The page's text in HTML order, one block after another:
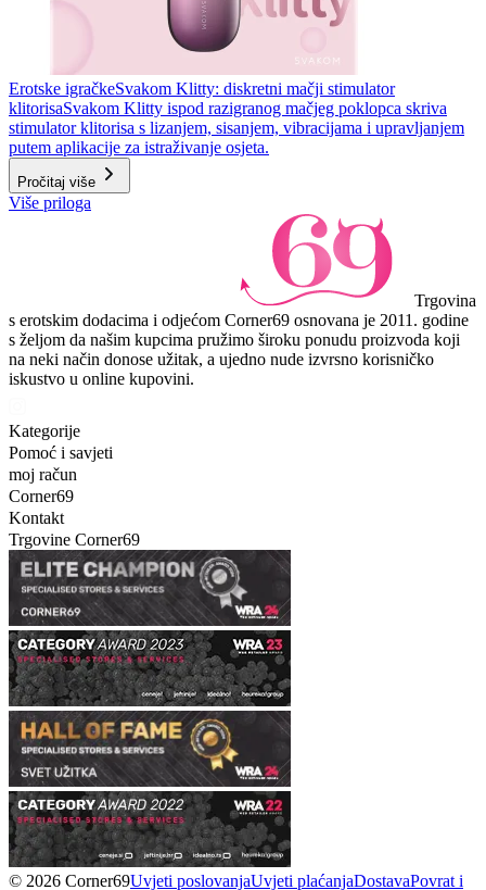
Erotske igračkeSvakom Klitty: diskretni mačji stimulator
klitorisaSvakom Klitty ispod razigranog mačjeg poklopca skriva
stimulator klitorisa s lizanjem, sisanjem, vibracijama i upravljanjem
putem aplikacije za istraživanje osjeta.
Pročitaj više
Više priloga
Trgovina
s erotskim dodacima i odjećom Corner69 osnovana je 2011. godine
s željom da našim kupcima pružimo široku ponudu proizvoda koji
na neki način donose užitak, a ujedno nude izvrsno korisničko
iskustvo u online kupovini.
Kategorije
Pomoć i savjeti
moj račun
Corner69
Kontakt
Trgovine Corner69
© 2026 Corner69Uvjeti poslovanjaUvjeti plaćanjaDostavaPovrat i